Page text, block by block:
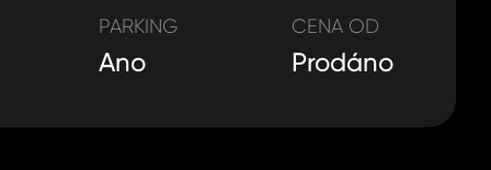
PARKING
Ano
CENA OD
Prodáno